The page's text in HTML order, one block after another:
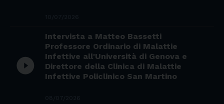
play_circle_filled
Intervista a Matteo Bassetti
Professore Ordinario di Malattie
Infettive all'Università di Genova e
Direttore della Clinica di Malattie
Infettive Policlinico San Martino